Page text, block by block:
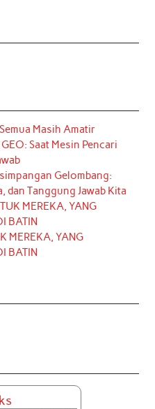
Masih Amatir
Saat Mesin Pencari
Gelombang:
Tanggung Jawab Kita
MEREKA, YANG
BATIN
MEREKA, YANG
BATIN